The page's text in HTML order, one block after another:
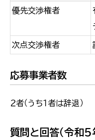
優先交渉権者
次点交渉権者
応募事業者数
２者（うち１者は辞退）
質問と回答（令和